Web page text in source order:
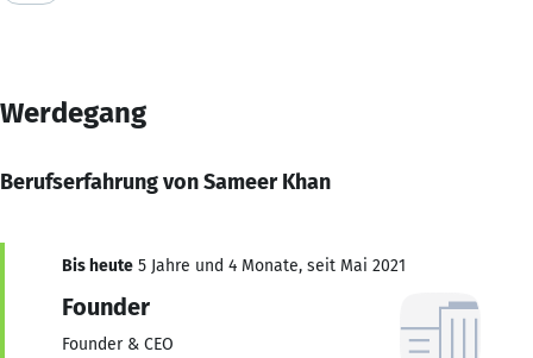
Werdegang
Berufserfahrung von Sameer Khan
Bis heute 5 Jahre und 4 Monate, seit Mai 2021
Founder
Founder & CEO